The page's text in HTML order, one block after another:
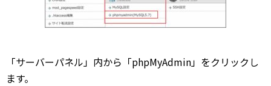
「サーバーパネル」内から「phpMyAdmin」をクリックし
ます。